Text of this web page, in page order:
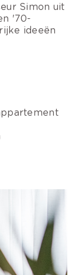
Simon uit
'70-
ideeën